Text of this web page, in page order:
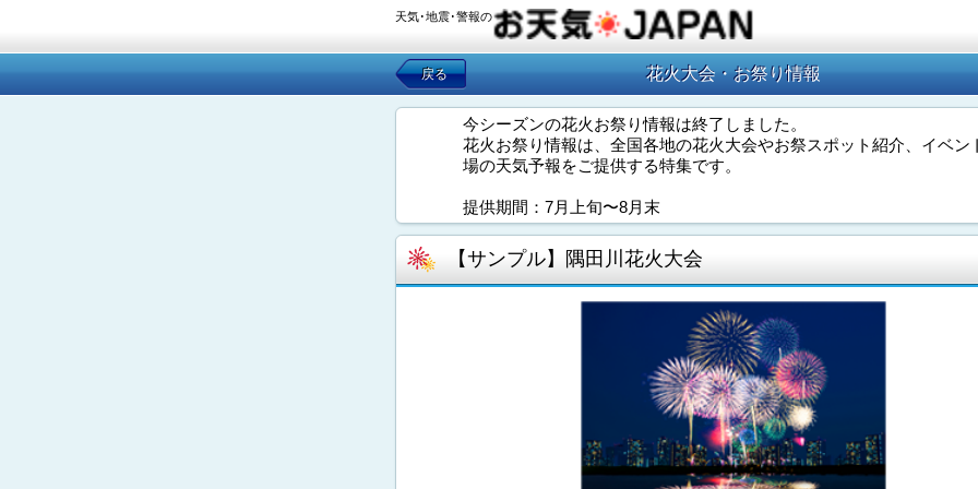
天気･地震･警報の
戻る 花火大会・お祭り情報
今シーズンの花火お祭り情報は終了しました。
花火お祭り情報は、全国各地の花火大会やお祭スポット紹介、イベン
場の天気予報をご提供する特集です。
提供期間：7月上旬〜8月末
【サンプル】隅田川花火大会